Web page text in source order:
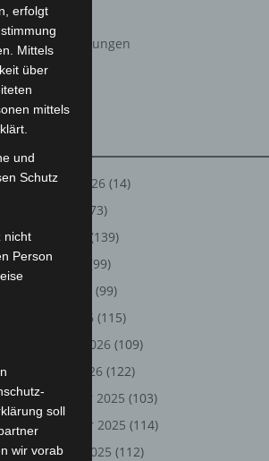
Über uns
Veranstaltungen
Welt
August 2026 (14)
(73)
(139)
Mai 2026
(99)
(99)
März 2026 (115)
Februar 2026 (109)
Januar 2026 (122)
Dezember 2025 (103)
November 2025 (114)
Oktober 2025 (112)
erfolgt
Mittels
über
mittels
und
Schutz
nicht
Person
soll
wir vorab